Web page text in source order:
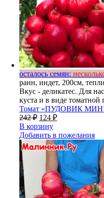
осталось семян:
ранн, индет, 200см,
Вкус - деликатес. Для
куста и в виде томатной
Томат «ПУДОВИК
242₽ 124 ₽
В корзину
Добавить в пожелания